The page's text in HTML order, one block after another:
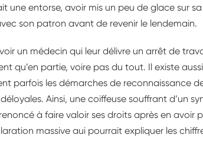
une entorse, avoir mis un peu de glace sur
son patron avant de revenir le lendemain.
un médecin qui leur délivre un arrêt de
qu’en partie, voire pas du tout. Il existe
parfois les démarches de reconnaissance
Ainsi, une coiffeuse souffrant d’un
à faire valoir ses droits après en avoir
massive aui pourrait expliquer les